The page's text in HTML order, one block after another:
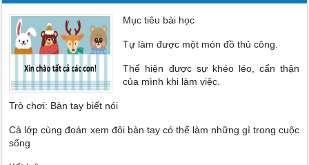
Mục tiêu bài học
Tự làm được một món đồ thủ công.
Thể hiện được sự khéo léo, cẩn thận
của mình khi làm việc.
Trò chơi: Bàn tay biết nói
Cả lớp cùng đoán xem đôi bàn tay có thể làm những gì trong cuộc
sống